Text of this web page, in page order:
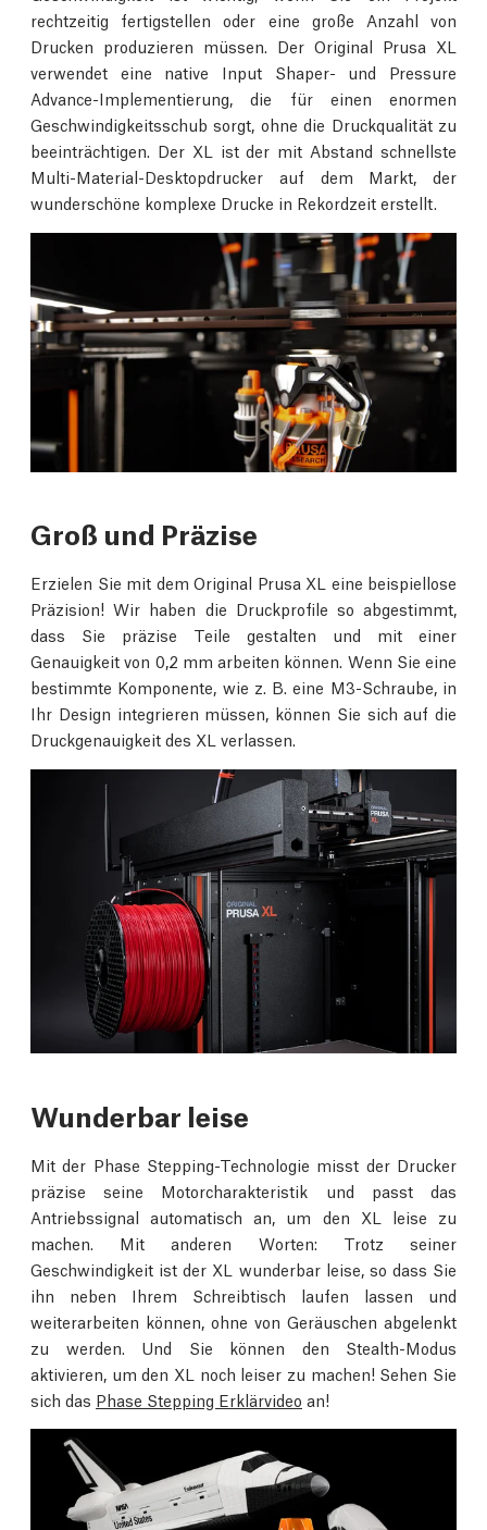
rechtzeitig fertigstellen oder eine große Anzahl von
Drucken produzieren müssen. Der Original Prusa XL
verwendet eine native Input Shaper- und Pressure
Advance-Implementierung, die für einen enormen
Geschwindigkeitsschub sorgt, ohne die Druckqualität zu
beeinträchtigen. Der XL ist der mit Abstand schnellste
Multi-Material-Desktopdrucker auf dem Markt, der
wunderschöne komplexe Drucke in Rekordzeit erstellt.
Groß und Präzise
Erzielen Sie mit dem Original Prusa XL eine beispiellose
Präzision! Wir haben die Druckprofile so abgestimmt,
dass Sie präzise Teile gestalten und mit einer
Genauigkeit von 0,2 mm arbeiten können. Wenn Sie eine
bestimmte Komponente, wie z. B. eine M3-Schraube, in
Ihr Design integrieren müssen, können Sie sich auf die
Druckgenauigkeit des XL verlassen.
Wunderbar leise
Mit der Phase Stepping-Technologie misst der Drucker
präzise seine Motorcharakteristik und passt das
Antriebssignal automatisch an, um den XL leise zu
machen. Mit anderen Worten: Trotz seiner
Geschwindigkeit ist der XL wunderbar leise, so dass Sie
ihn neben Ihrem Schreibtisch laufen lassen und
weiterarbeiten können, ohne von Geräuschen abgelenkt
zu werden. Und Sie können den Stealth-Modus
aktivieren, um den XL noch leiser zu machen! Sehen Sie
sich das Phase Stepping Erklärvideo an!